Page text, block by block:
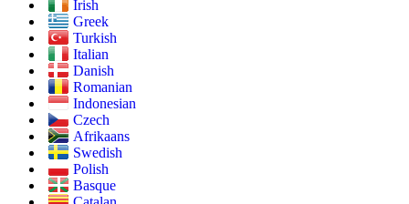
Irish
Greek
Turkish
Italian
Danish
Romanian
Indonesian
Czech
Afrikaans
Swedish
Polish
Basque